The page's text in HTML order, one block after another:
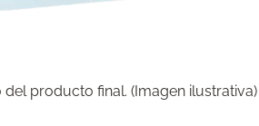
producto final. (Imagen ilustrativa)